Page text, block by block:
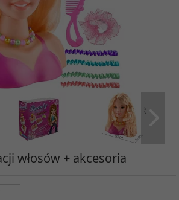
włosów + akcesoria